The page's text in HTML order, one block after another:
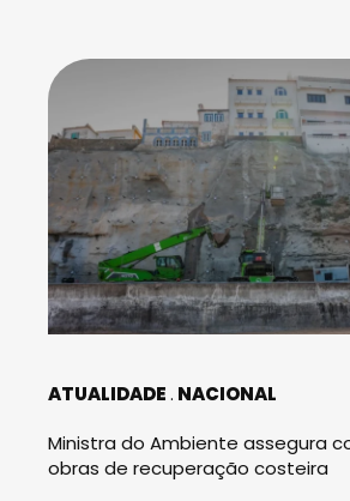
ATUALIDADE NACIONAL
Ministra do Ambiente assegura
obras de recuperação costeira